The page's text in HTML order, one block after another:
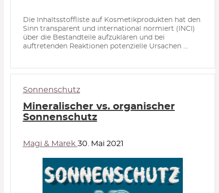
Die Inhaltsstoffliste auf Kosmetikprodukten hat den
Sinn transparent und international normiert (INCI)
über die Bestandteile aufzuklären und bei
auftretenden Reaktionen potenzielle Ursachen ...
Sonnenschutz
Mineralischer vs. organischer
Sonnenschutz
Magi & Marek 30. Mai 2021